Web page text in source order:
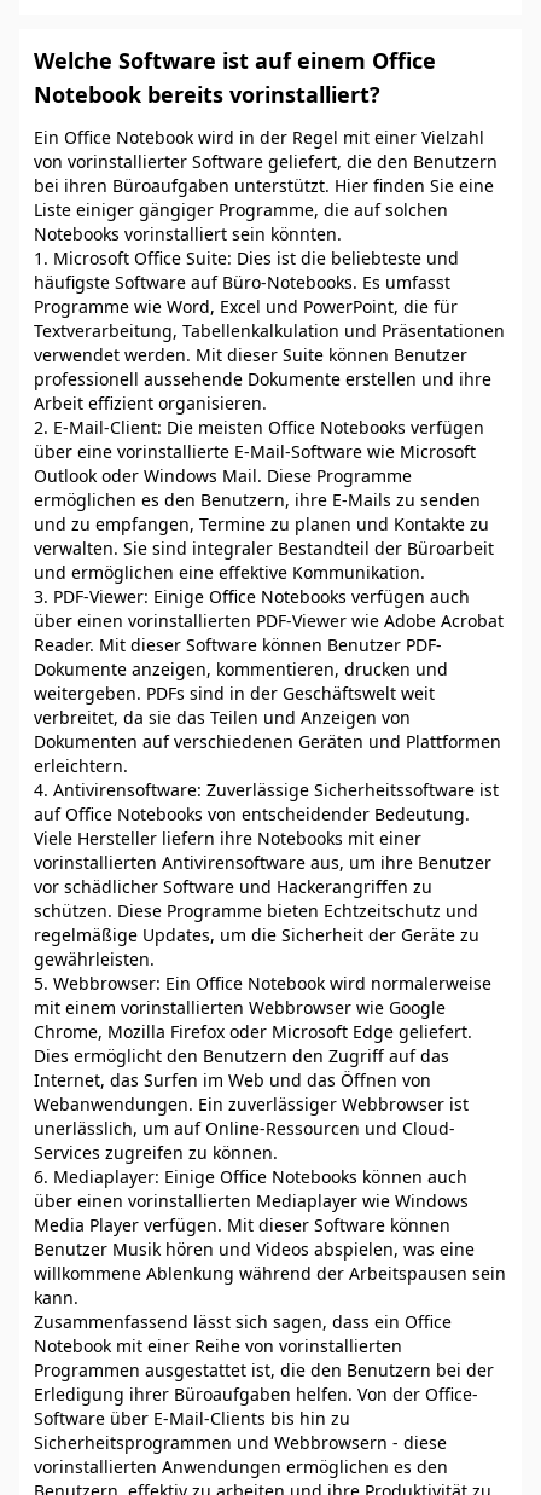
Welche Software ist auf einem Office
Notebook bereits vorinstalliert?
Ein Office Notebook wird in der Regel mit einer Vielzahl
von vorinstallierter Software geliefert, die den Benutzern
bei ihren Büroaufgaben unterstützt. Hier finden Sie eine
Liste einiger gängiger Programme, die auf solchen
Notebooks vorinstalliert sein könnten.
1. Microsoft Office Suite: Dies ist die beliebteste und
häufigste Software auf Büro-Notebooks. Es umfasst
Programme wie Word, Excel und PowerPoint, die für
Textverarbeitung, Tabellenkalkulation und Präsentationen
verwendet werden. Mit dieser Suite können Benutzer
professionell aussehende Dokumente erstellen und ihre
Arbeit effizient organisieren.
2. E-Mail-Client: Die meisten Office Notebooks verfügen
über eine vorinstallierte E-Mail-Software wie Microsoft
Outlook oder Windows Mail. Diese Programme
ermöglichen es den Benutzern, ihre E-Mails zu senden
und zu empfangen, Termine zu planen und Kontakte zu
verwalten. Sie sind integraler Bestandteil der Büroarbeit
und ermöglichen eine effektive Kommunikation.
3. PDF-Viewer: Einige Office Notebooks verfügen auch
über einen vorinstallierten PDF-Viewer wie Adobe Acrobat
Reader. Mit dieser Software können Benutzer PDF-
Dokumente anzeigen, kommentieren, drucken und
weitergeben. PDFs sind in der Geschäftswelt weit
verbreitet, da sie das Teilen und Anzeigen von
Dokumenten auf verschiedenen Geräten und Plattformen
erleichtern.
4. Antivirensoftware: Zuverlässige Sicherheitssoftware ist
auf Office Notebooks von entscheidender Bedeutung.
Viele Hersteller liefern ihre Notebooks mit einer
vorinstallierten Antivirensoftware aus, um ihre Benutzer
vor schädlicher Software und Hackerangriffen zu
schützen. Diese Programme bieten Echtzeitschutz und
regelmäßige Updates, um die Sicherheit der Geräte zu
gewährleisten.
5. Webbrowser: Ein Office Notebook wird normalerweise
mit einem vorinstallierten Webbrowser wie Google
Chrome, Mozilla Firefox oder Microsoft Edge geliefert.
Dies ermöglicht den Benutzern den Zugriff auf das
Internet, das Surfen im Web und das Öffnen von
Webanwendungen. Ein zuverlässiger Webbrowser ist
unerlässlich, um auf Online-Ressourcen und Cloud-
Services zugreifen zu können.
6. Mediaplayer: Einige Office Notebooks können auch
über einen vorinstallierten Mediaplayer wie Windows
Media Player verfügen. Mit dieser Software können
Benutzer Musik hören und Videos abspielen, was eine
willkommene Ablenkung während der Arbeitspausen sein
kann.
Zusammenfassend lässt sich sagen, dass ein Office
Notebook mit einer Reihe von vorinstallierten
Programmen ausgestattet ist, die den Benutzern bei der
Erledigung ihrer Büroaufgaben helfen. Von der Office-
Software über E-Mail-Clients bis hin zu
Sicherheitsprogrammen und Webbrowsern - diese
vorinstallierten Anwendungen ermöglichen es den